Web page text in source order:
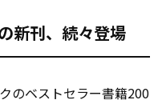
新刊、続々登場
のベストセラー書籍200